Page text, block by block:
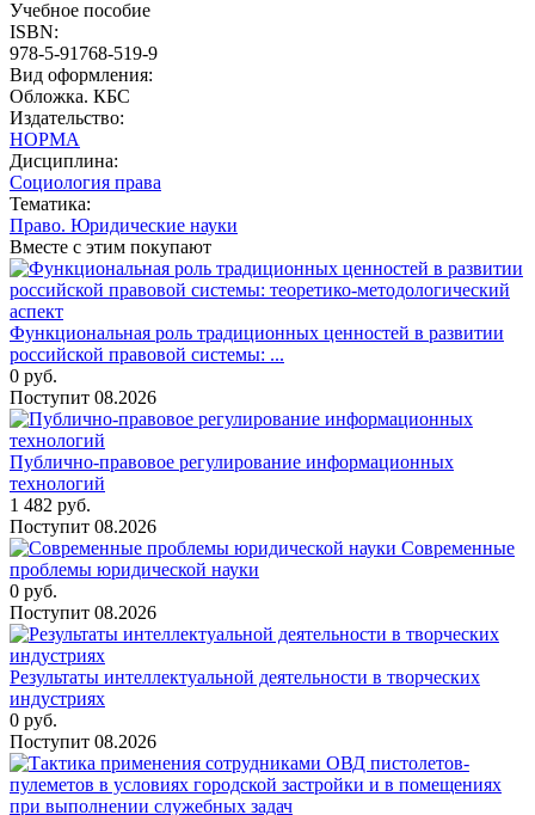
Учебное пособие
ISBN:
978-5-91768-519-9
Вид оформления:
Обложка. КБС
Издательство:
НОРМА
Дисциплина:
Социология права
Тематика:
Право. Юридические науки
Вместе с этим покупают
Функциональная роль традиционных ценностей в развитии
российской правовой системы: ...
0 руб.
Поступит 08.2026
Публично-правовое регулирование информационных
технологий
1 482 руб.
Поступит 08.2026
Современные
проблемы юридической науки
0 руб.
Поступит 08.2026
Результаты интеллектуальной деятельности в творческих
индустриях
0 руб.
Поступит 08.2026